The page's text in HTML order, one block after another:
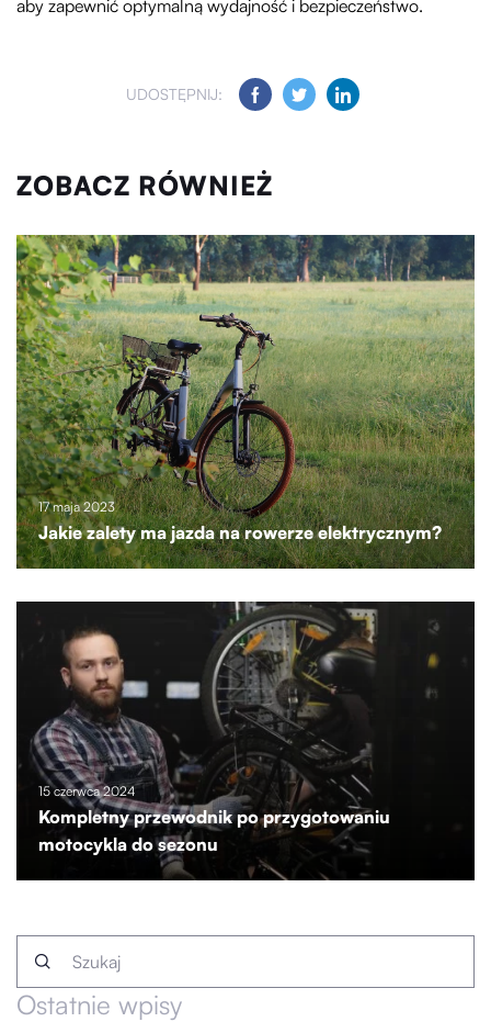
aby zapewnić optymalną wydajność i bezpieczeństwo.
UDOSTĘPNIJ:
ZOBACZ RÓWNIEŻ
17 maja 2023
Jakie zalety ma jazda na rowerze elektrycznym?
15 czerwca 2024
Kompletny przewodnik po przygotowaniu
motocykla do sezonu
Ostatnie wpisy